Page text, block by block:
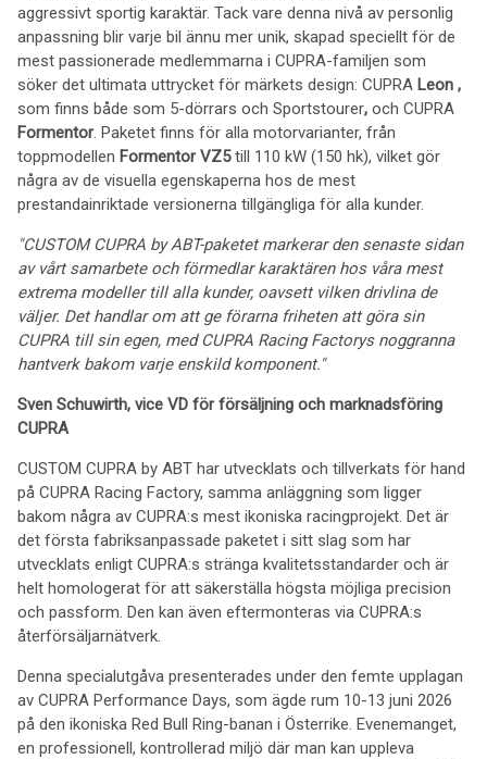
aggressivt sportig karaktär. Tack vare denna nivå av personlig
anpassning blir varje bil ännu mer unik, skapad speciellt för de
mest passionerade medlemmarna i CUPRA-familjen som
söker det ultimata uttrycket för märkets design: CUPRA Leon ,
som finns både som 5-dörrars och Sportstourer, och CUPRA
Formentor. Paketet finns för alla motorvarianter, från
toppmodellen Formentor VZ5till 110 kW (150 hk), vilket gör
några av de visuella egenskaperna hos de mest
prestandainriktade versionerna tillgängliga för alla kunder.
"CUSTOM CUPRA by ABT-paketet markerar den senaste sidan
av vårt samarbete och förmedlar karaktären hos våra mest
extrema modeller till alla kunder, oavsett vilken drivlina de
väljer. Det handlar om att ge förarna friheten att göra sin
CUPRA till sin egen, med CUPRA Racing Factorys noggranna
hantverk bakom varje enskild komponent."
Sven Schuwirth, vice VD för försäljning och marknadsföring
CUPRA
CUSTOM CUPRA by ABT har utvecklats och tillverkats för hand
på CUPRA Racing Factory, samma anläggning som ligger
bakom några av CUPRA:s mest ikoniska racingprojekt. Det är
det första fabriksanpassade paketet i sitt slag som har
utvecklats enligt CUPRA:s stränga kvalitetsstandarder och är
helt homologerat för att säkerställa högsta möjliga precision
och passform. Den kan även eftermonteras via CUPRA:s
återförsäljarnätverk.
Denna specialutgåva presenterades under den femte upplagan
av CUPRA Performance Days, som ägde rum 10-13 juni 2026
på den ikoniska Red Bull Ring-banan i Österrike. Evenemanget,
en professionell, kontrollerad miljö där man kan uppleva